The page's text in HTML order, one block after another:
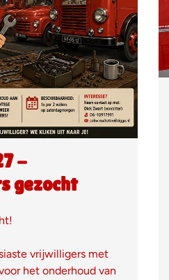
-
gezocht
vrijwilligers met
het onderhoud van